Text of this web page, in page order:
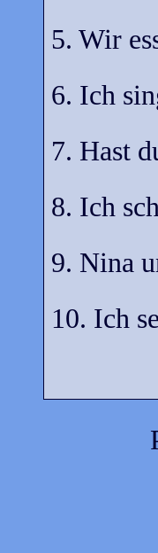
5. Wir
6. Ich
7. Hast
8. Ich
9. Nina
10. Ich